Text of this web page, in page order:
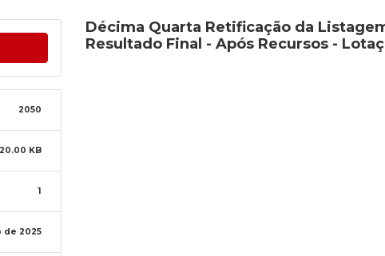
2050
20.00 KB
1
de 2025
Décima Quarta Retificação da
Resultado Final - Após Recursos -